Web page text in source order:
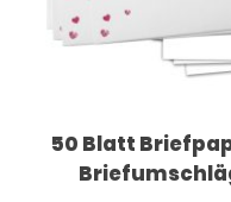
50 Blatt